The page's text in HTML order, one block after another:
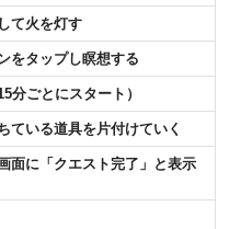
て火を灯す
をタップし瞑想する
分ごとにスタート）
ている道具を片付けていく
面に「クエスト完了」と表示